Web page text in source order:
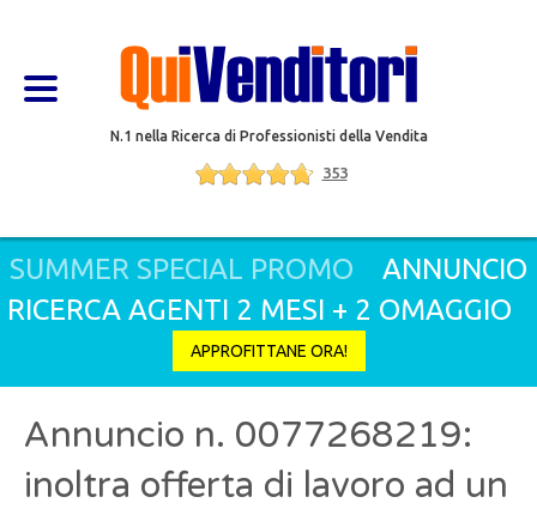
N.1 nella Ricerca di Professionisti della Vendita
353
SUMMER SPECIAL PROMO ANNUNCIO
RICERCA AGENTI 2 MESI + 2 OMAGGIO
APPROFITTANE ORA!
Annuncio n. 0077268219:
inoltra offerta di lavoro ad un